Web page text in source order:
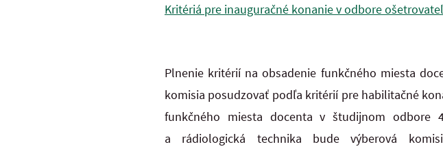
Kritériá pre inauguračné konanie v odbore
Plnenie kritérií na obsadenie funkčného miesta
komisia posudzovať podľa kritérií pre habilitačné
funkčného miesta docenta v študijnom odbore
a rádiologická technika bude výberová